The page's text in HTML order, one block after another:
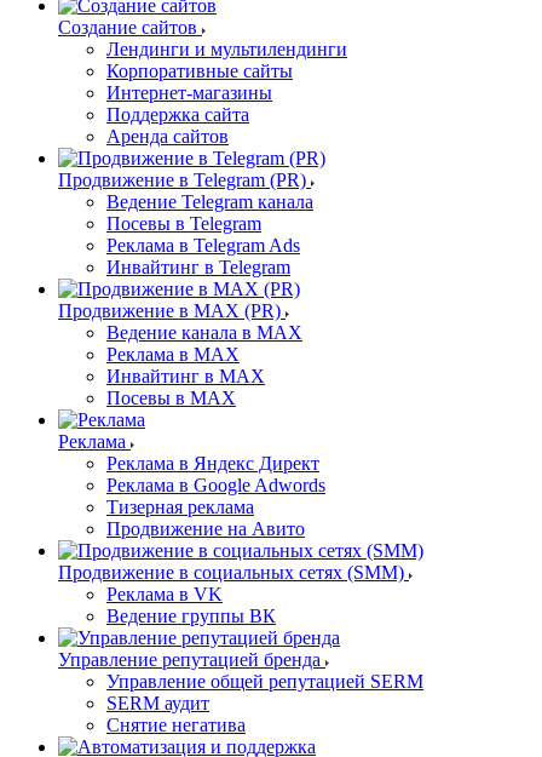
Создание сайтов
Лендинги и мультилендинги
Корпоративные сайты
Интернет-магазины
Поддержка сайта
Аренда сайтов
Продвижение в Telegram (PR)
Ведение Telegram канала
Посевы в Telegram
Реклама в Telegram Ads
Инвайтинг в Telegram
Продвижение в MAX (PR)
Ведение канала в MAX
Реклама в MAX
Инвайтинг в MAX
Посевы в MAX
Реклама
Реклама в Яндекс Директ
Реклама в Google Adwords
Тизерная реклама
Продвижение на Авито
Продвижение в социальных сетях (SMM)
Реклама в VK
Ведение группы ВК
Управление репутацией бренда
Управление общей репутацией SERM
SERM аудит
Снятие негатива